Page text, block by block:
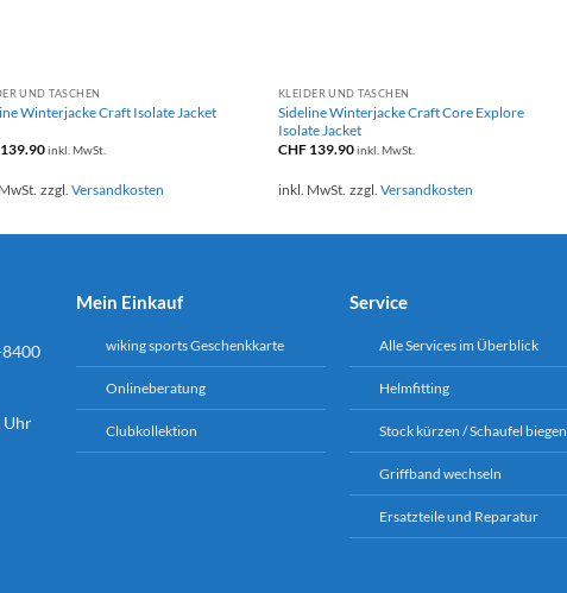
UND TASCHEN
Winterjacke Craft Isolate Jacket
inkl. MwSt.
zzgl. Versandkosten
KLEIDER UND TASCHEN
Sideline Winterjacke Craft Core Explore
Isolate Jacket
CHF139.90inkl. MwSt.
inkl. MwSt. zzgl. Versandkosten
Uhr
Mein Einkauf
wiking sports Geschenkkarte
Onlineberatung
Clubkollektion
Service
Alle Services im Überblick
Helmfitting
Stock kürzen / Schaufel biegen
Griffband wechseln
Ersatzteile und Reparatur